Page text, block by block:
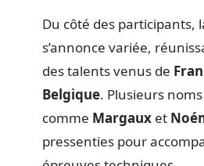
Du côté des participants,
s’annonce variée,
des talents venus de
Belgique. Plusieurs
comme Margaux et
pressenties pour